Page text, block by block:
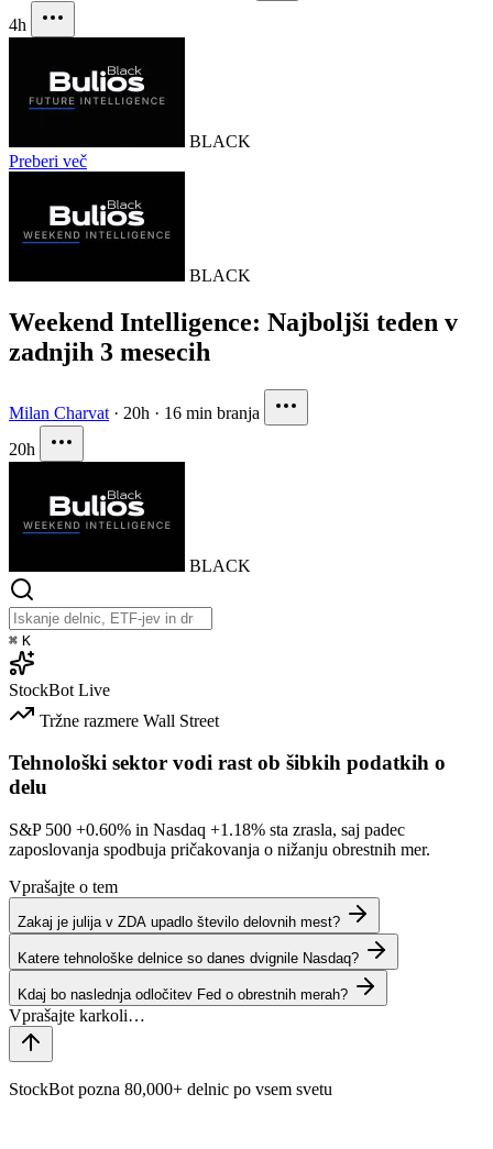
4h
BLACK
Preberi več
BLACK
Weekend Intelligence: Najboljši teden v
zadnjih 3 mesecih
Milan Charvat · 20h · 16 min branja
20h
BLACK
⌘ K
StockBot Live
Tržne razmere Wall Street
Tehnološki sektor vodi rast ob šibkih podatkih o
delu
S&P 500 +0.60% in Nasdaq +1.18% sta zrasla, saj padec
zaposlovanja spodbuja pričakovanja o nižanju obrestnih mer.
Vprašajte o tem
Zakaj je julija v ZDA upadlo število delovnih mest?
Katere tehnološke delnice so danes dvignile Nasdaq?
Kdaj bo naslednja odločitev Fed o obrestnih merah?
StockBot pozna 80,000+ delnic po vsem svetu